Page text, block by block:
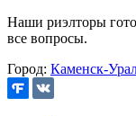
Наши риэлторы
все вопросы.
Город: Каменск-